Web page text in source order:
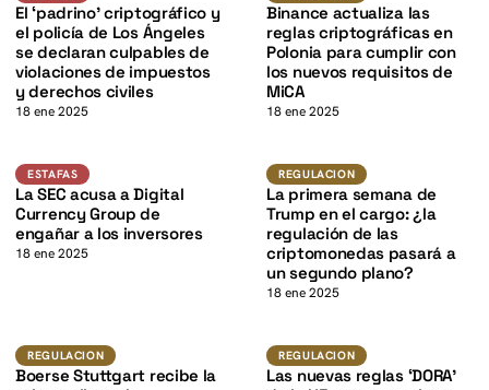
El ‘padrino’ criptográfico y
el policía de Los Ángeles
se declaran culpables de
violaciones de impuestos
y derechos civiles
18 ene 2025
Binance actualiza las
reglas criptográficas en
Polonia para cumplir con
los nuevos requisitos de
MiCA
18 ene 2025
Estafas
K
ESTAFAS
La SEC acusa a Digital
Currency Group de
engañar a los inversores
18 ene 2025
Regulacion
REGULACION
La primera semana de
Trump en el cargo: ¿la
regulación de las
criptomonedas pasará a
un segundo plano?
18 ene 2025
Regulacion
REGULACION
Boerse Stuttgart recibe la
Regulacion
REGULACION
Las nuevas reglas ‘DORA’